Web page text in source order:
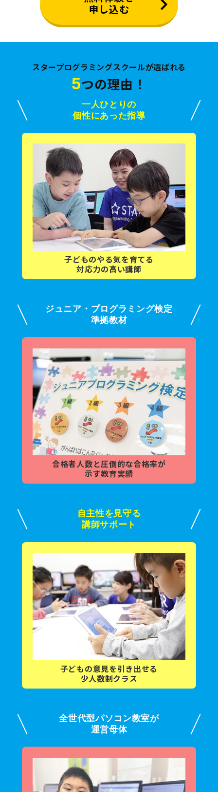
申し込む
スタープログラミングスクールが選ばれる
5つの理由！
一人ひとりの
個性にあった指導
子どものやる気を育てる
対応力の高い講師
ジュニア・プログラミング検定
準拠教材
合格者人数と圧倒的な合格率が
示す教育実績
自主性を見守る
講師サポート
子どもの意見を引き出せる
少人数制クラス
全世代型パソコン教室が
運営母体